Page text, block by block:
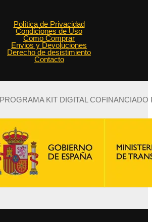
Política de Privacidad
Condiciones de Uso
Como Comprar
Envios y Devoluciones
Derecho de desistimiento
Contacto
PROGRAMA KIT DIGITAL